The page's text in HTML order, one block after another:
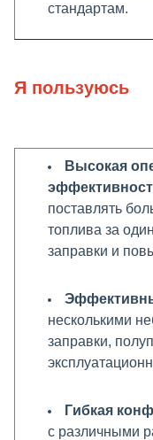
стандартам.
Я пользуюсь
Высокая
поставлять
топлива за
заправки и
несколькими
заправки,
Гибкая
с различными